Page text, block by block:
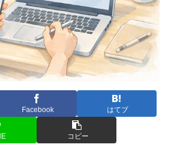
Facebook はてブ
コピー